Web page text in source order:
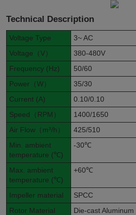
Technical Description
Voltage Type
3~ AC
Voltage（V）
380-480V
Frequency (Hz)
50/60
Power（W）
35/30
Current (A)
0.10/0.10
Speed（RPM）
1400/1650
Air Flow（m³/h）
425/510
Min. ambient
temperature (℃)
-30℃
Max. ambient
temperature (℃)
+60℃
Impeller material
SPCC
Rotor Material
Die-cast Aluminum